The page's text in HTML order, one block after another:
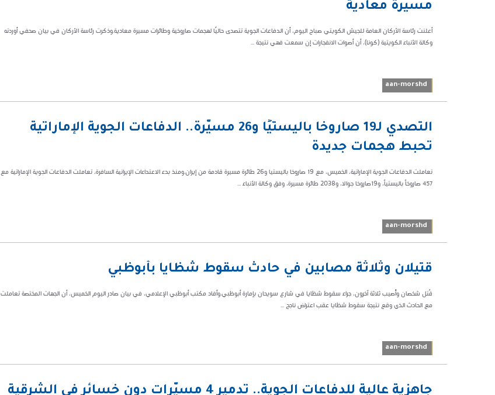
مسيرة معادية
أعلنت رئاسة الأركان العامة للجيش الكويتي صباح اليوم، أن الدفاعات الجوية تتصدى حاليًا لهجمات صاروخية وطائرات مسيرة معادية.وذكرت رئاسة الأركان في بيان صحفي أوردته
وكالة الأنباء الكويتية (كونا)، أن أصوات الانفجارات إن سمعت فهي نتيجة ...
aan-morshd
التصدي لـ19 صاروخًا باليستيًا و26 مسيّرة.. الدفاعات الجوية الإماراتية
تحبط هجمات جديدة
تعاملت الدفاعات الجوية الإماراتية، الخميس، مع 19 صاروخا باليستيا و26 طائرة مسيرة قادمة من إيران.ومنذ بدء الاعتداءات الإيرانية السافرة، تعاملت الدفاعات الجوية الإماراتية مع
457 صاروخاً باليستياً، و19صاروخا جوالا، و2038 طائرة مسيرة، وفق وكالة الأنباء ...
aan-morshd
قتيلان وثلاثة مصابين في حادث سقوط شظايا بأبوظبي
قُتل شخصان وأُصيب ثلاثة آخرون، جراء سقوط شظايا في شارع سويحان بإمارة أبوظبي.وأفاد مكتب أبوظبي الإعلامي، في بيان صادر اليوم الخميس، أن الجهات المختصة تعاملت
مع الحادث الذي وقع نتيجة سقوط شظايا عقب اعتراض ناجح ...
aan-morshd
جاهزية عالية للدفاعات الجوية.. تدمير 4 مسيّرات دون خسائر في الشرقية